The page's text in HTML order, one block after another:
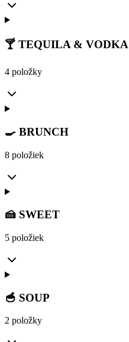
🍸 TEQUILA & VODKA
4 položky
🍳 BRUNCH
8 položiek
🍰 SWEET
5 položiek
🥣 SOUP
2 položky